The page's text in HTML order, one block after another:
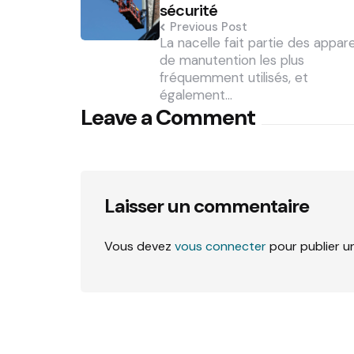
sécurité
Previous Post
La nacelle fait partie des
de manutention les plus
fréquemment utilisés, et
également…
Leave a Comment
Laisser un commentaire
Vous devez vous connecterpour publier